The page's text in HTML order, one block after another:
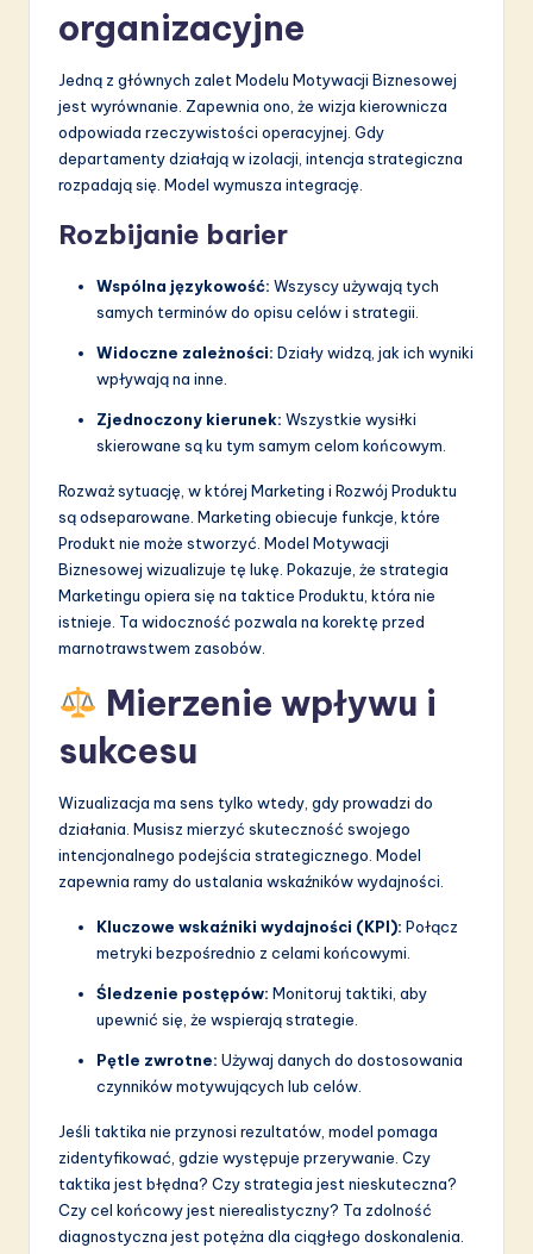
organizacyjne
Jedną z głównych zalet Modelu Motywacji Biznesowej
jest wyrównanie. Zapewnia ono, że wizja kierownicza
odpowiada rzeczywistości operacyjnej. Gdy
departamenty działają w izolacji, intencja strategiczna
rozpadają się. Model wymusza integrację.
Rozbijanie barier
Wspólna językowość: Wszyscy używają tych
samych terminów do opisu celów i strategii.
Widoczne zależności: Działy widzą, jak ich wyniki
wpływają na inne.
Zjednoczony kierunek: Wszystkie wysiłki
skierowane są ku tym samym celom końcowym.
Rozważ sytuację, w której Marketing i Rozwój Produktu
są odseparowane. Marketing obiecuje funkcje, które
Produkt nie może stworzyć. Model Motywacji
Biznesowej wizualizuje tę lukę. Pokazuje, że strategia
Marketingu opiera się na taktice Produktu, która nie
istnieje. Ta widoczność pozwala na korektę przed
marnotrawstwem zasobów.
Mierzenie wpływu i
sukcesu
Wizualizacja ma sens tylko wtedy, gdy prowadzi do
działania. Musisz mierzyć skuteczność swojego
intencjonalnego podejścia strategicznego. Model
zapewnia ramy do ustalania wskaźników wydajności.
Kluczowe wskaźniki wydajności (KPI): Połącz
metryki bezpośrednio z celami końcowymi.
Śledzenie postępów: Monitoruj taktiki, aby
upewnić się, że wspierają strategie.
Pętle zwrotne: Używaj danych do dostosowania
czynników motywujących lub celów.
Jeśli taktika nie przynosi rezultatów, model pomaga
zidentyfikować, gdzie występuje przerywanie. Czy
taktika jest błędna? Czy strategia jest nieskuteczna?
Czy cel końcowy jest nierealistyczny? Ta zdolność
diagnostyczna jest potężna dla ciągłego doskonalenia.